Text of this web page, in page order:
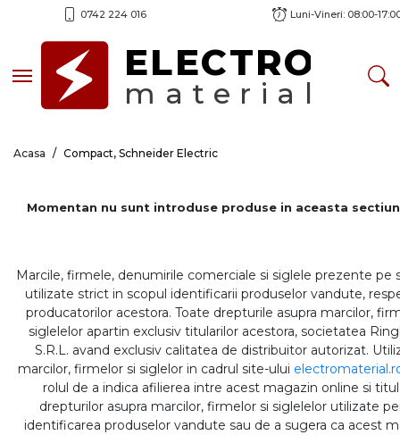
0742 224 016 Luni-Vineri: 08:00-
Toggle navigationELECTRO
material
Acasa Compact, Schneider Electric
Momentan nu sunt introduse produse in aceasta
Marcile, firmele, denumirile comerciale si siglele prezente pe
utilizate strict in scopul identificarii produselor vandute,
producatorilor acestora. Toate drepturile asupra marcilor,
siglelelor apartin exclusiv titularilor acestora, societatea
S.R.L. avand exclusiv calitatea de distribuitor autorizat.
marcilor, firmelor si siglelor in cadrul site-ului
rolul de a indica afilierea intre acest magazin online si
drepturilor asupra marcilor, firmelor si siglelelor utilizate
identificarea produselor vandute sau de a sugera ca acest